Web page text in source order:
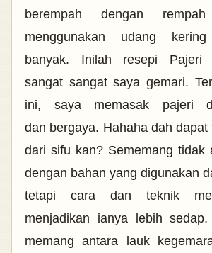
berempah dengan
menggunakan udang
banyak. Inilah resepi Pajeri
sangat sangat saya gemari.
ini, saya memasak pajeri
dan bergaya. Hahaha dah
dari sifu kan? Sememang tidak
dengan bahan yang digunakan
tetapi cara dan teknik
menjadikan ianya lebih
memang antara lauk